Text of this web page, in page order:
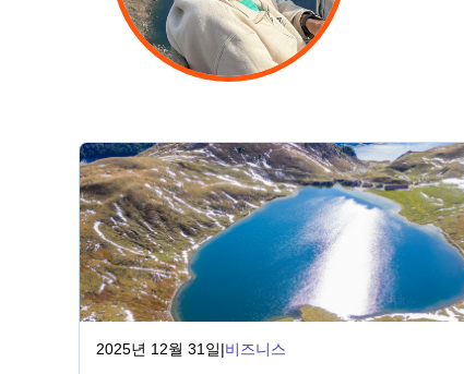
2025년 12월 31일|비즈니스